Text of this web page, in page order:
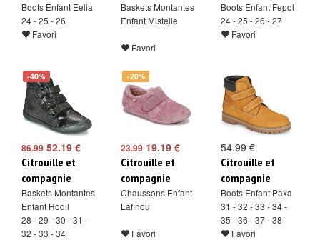
Boots Enfant Eelia
24 - 25 - 26
Favori
Baskets Montantes
Enfant Mistelle
Favori
Boots Enfant Fepol
24 - 25 - 26 - 27
Favori
-40%
86.99 52.19 €
Citrouille et
compagnie
Baskets Montantes
Enfant Hodil
28 - 29 - 30 - 31 -
32 - 33 - 34
-20%
23.9919.19 €
Citrouille et
compagnie
Chaussons Enfant
Lafinou
Favori
54.99 €
Citrouille et
compagnie
Boots Enfant Paxa
31 - 32 - 33 - 34 -
35 - 36 - 37 - 38
Favori